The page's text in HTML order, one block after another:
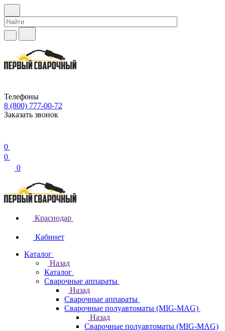
Телефоны
8 (800) 777-00-72
Заказать звонок
0
0
0
Краснодар
Кабинет
Каталог
Назад
Каталог
Сварочные аппараты
Назад
Сварочные аппараты
Сварочные полуавтоматы (MIG-MAG)
Назад
Сварочные полуавтоматы (MIG-MAG)